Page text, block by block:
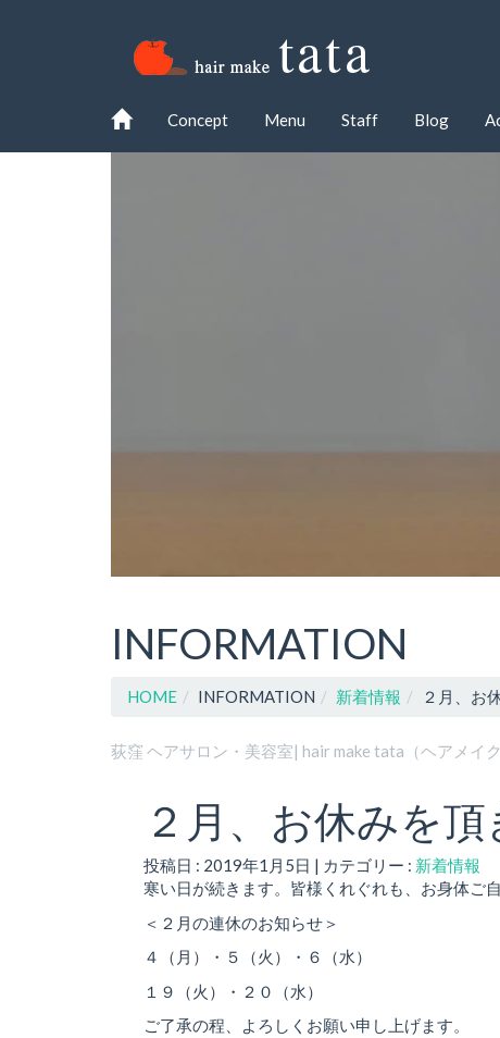
Concept Menu Staff Blog
INFORMATION
HOME INFORMATION 新着情報 ２月、お
荻窪 ヘアサロン・美容室| hair make tata（ヘアメイク
２月、お休みを頂
投稿日 : 2019年1月5日 | カテゴリー : 新着情報
寒い日が続きます。皆様くれぐれも、お身体ご
＜２月の連休のお知らせ＞
４（月）・５（火）・６（水）
１９（火）・２０（水）
ご了承の程、よろしくお願い申し上げます。